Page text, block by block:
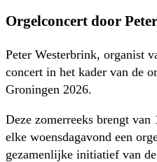
Orgelconcert door
Peter Westerbrink, organist
concert in het kader van de
Groningen 2026.
Deze zomerreeks brengt
elke woensdagavond een
gezamenlijke initiatief van